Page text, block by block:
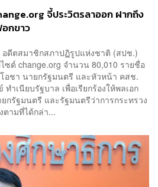
จี้ประวิตรลาออก ฝากถึง
กขาว
ดีตสมาชิกสภาปฏิรูปแห่งชาติ (สปช.)
ซต์ change.org จำนวน 80,010 รายชื่อ
อชา นายกรัฐมนตรี และหัวหน้า คสช.
ำเนียบรัฐบาล เพื่อเรียกร้องให้พลเอก
กรัฐมนตรี และรัฐมนตรีว่าการกระทรวง
ตามที่ได้กล่า...